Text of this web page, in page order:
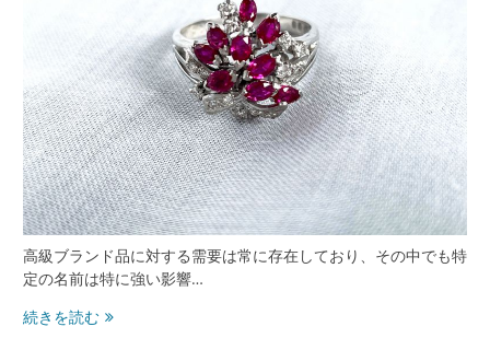
高級ブランド品に対する需要は常に存在しており、その中でも特
定の名前は特に強い影響…
続きを読むシ